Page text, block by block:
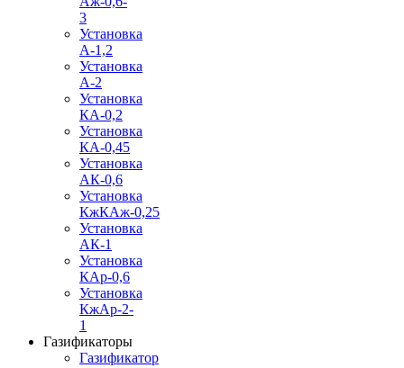
3
Установка
А-1,2
Установка
А-2
Установка
КА-0,2
Установка
КА-0,45
Установка
АК-0,6
Установка
КжКАж-0,25
Установка
АК-1
Установка
КАр-0,6
Установка
КжАр-2-
1
Газификаторы
Газификатор